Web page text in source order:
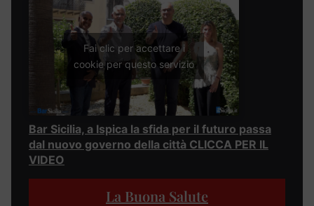
Fai clic per accettare i
cookie per questo servizio
Bar Sicilia, a Ispica la sfida per il futuro passa
dal nuovo governo della città CLICCA PER IL
VIDEO
La Buona Salute